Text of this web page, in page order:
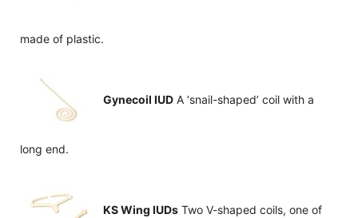
made of plastic.
Gynecoil IUD A ‘snail-shaped’ coil with a
long end.
KS Wing IUDs Two V-shaped coils, one of